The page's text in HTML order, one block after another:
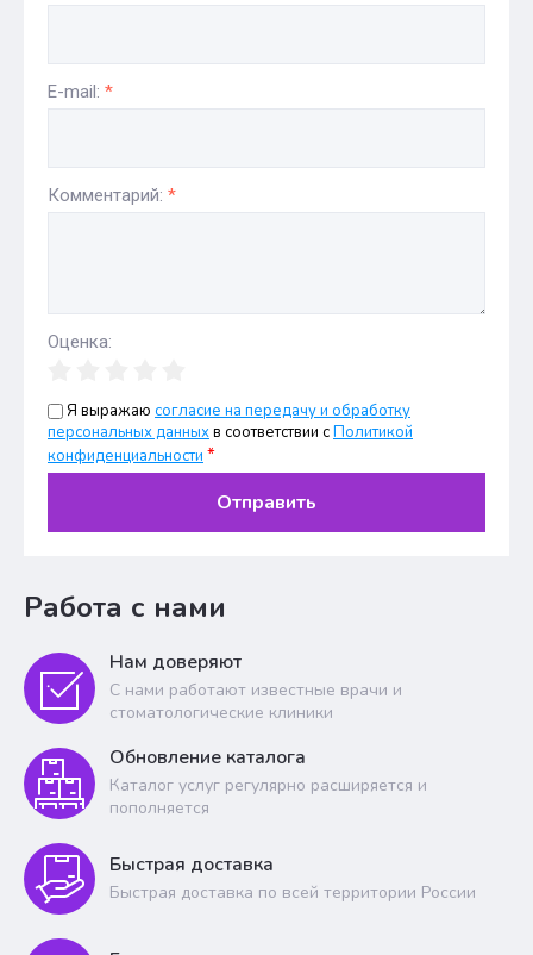
E-mail: *
Комментарий: *
Оценка:
Я выражаю согласие на передачу и обработку
персональных данныхв соответствии сПолитикой
конфиденциальности *
Отправить
Работа с нами
Нам доверяют
С нами работают известные врачи и
стоматологические клиники
Обновление каталога
Каталог услуг регулярно расширяется и
пополняется
Быстрая доставка
Быстрая доставка по всей территории России